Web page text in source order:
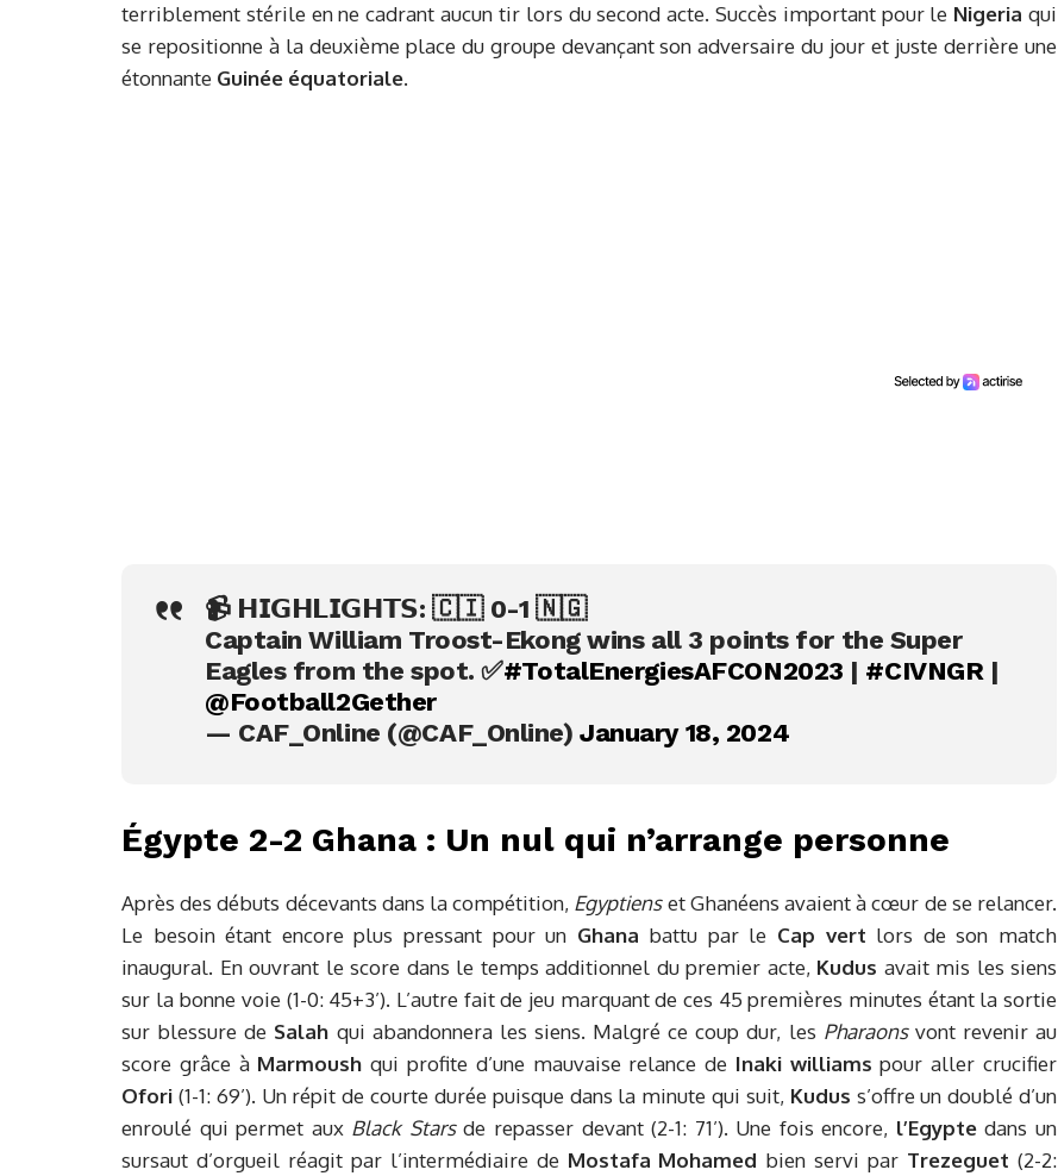
terriblement stérile en ne cadrant aucun tir lors du second acte. Succès important pour le Nigeria qui
se repositionne à la deuxième place du groupe devançant son adversaire du jour et juste derrière une
étonnante Guinée équatoriale.
📹 𝗛𝗜𝗚𝗛𝗟𝗜𝗚𝗛𝗧𝗦: 🇨🇮 0-1 🇳🇬
Captain William Troost-Ekong wins all 3 points for the Super
Eagles from the spot. ✅#TotalEnergiesAFCON2023 | #CIVNGR|
@Football2Gether
— CAF_Online (@CAF_Online)January 18, 2024
Égypte 2-2 Ghana : Un nul qui n’arrange personne
Après des débuts décevants dans la compétition, Egyptienset Ghanéens avaient à cœur de se relancer.
Le besoin étant encore plus pressant pour un Ghana battu par le Cap vert lors de son match
inaugural. En ouvrant le score dans le temps additionnel du premier acte, Kudus avait mis les siens
sur la bonne voie (1-0: 45+3’). L’autre fait de jeu marquant de ces 45 premières minutes étant la sortie
sur blessure de Salah qui abandonnera les siens. Malgré ce coup dur, les Pharaonsvont revenir au
score grâce à Marmoush qui profite d’une mauvaise relance de Inaki williams pour aller crucifier
Ofori (1-1: 69’). Un répit de courte durée puisque dans la minute qui suit, Kudus s’offre un doublé d’un
enroulé qui permet aux Black Starsde repasser devant (2-1: 71’). Une fois encore, l’Egyptedans un
sursaut d’orgueil réagit par l’intermédiaire de Mostafa Mohamed bien servi par Trezeguet (2-2: